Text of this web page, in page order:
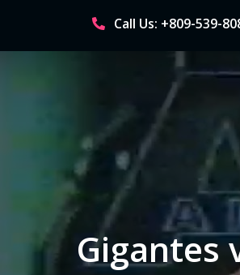
content
Call Us: +809-539-
Gigantes